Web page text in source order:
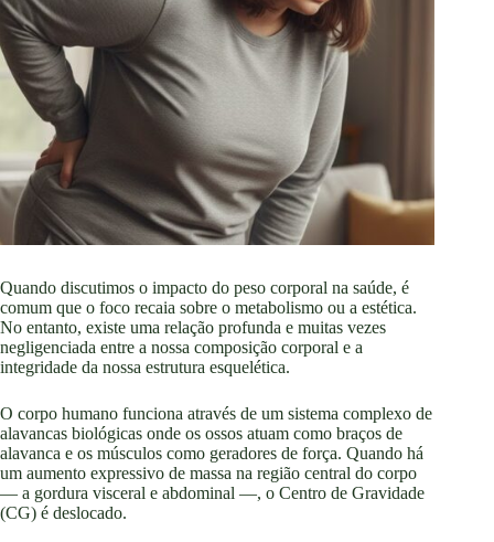
Quando discutimos o impacto do peso corporal na saúde, é
comum que o foco recaia sobre o metabolismo ou a estética.
No entanto, existe uma relação profunda e muitas vezes
negligenciada entre a nossa composição corporal e a
integridade da nossa estrutura esquelética.
O corpo humano funciona através de um sistema complexo de
alavancas biológicas onde os ossos atuam como braços de
alavanca e os músculos como geradores de força. Quando há
um aumento expressivo de massa na região central do corpo
— a gordura visceral e abdominal —, o Centro de Gravidade
(CG) é deslocado.